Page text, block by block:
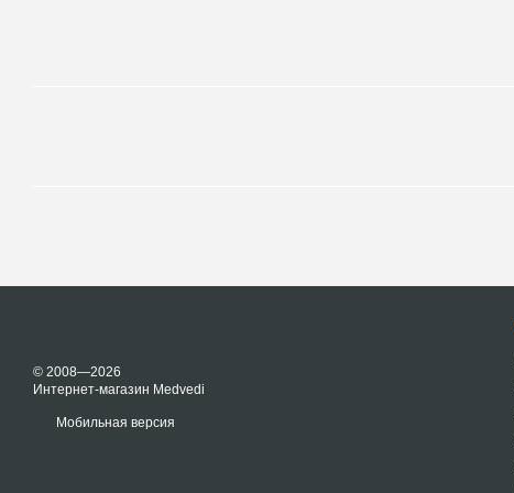
© 2008—2026
Интернет-магазин Medvedi
Мобильная версия